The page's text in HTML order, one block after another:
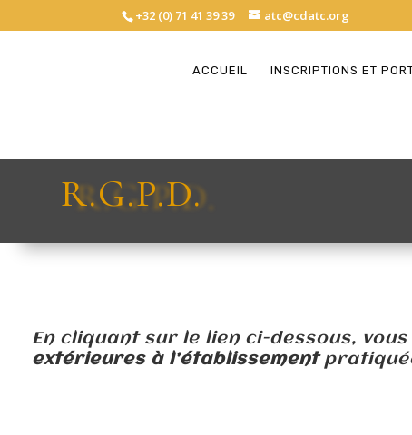
+32 (0) 71 41 39 39 atc@cdatc.org
ACCUEIL INSCRIPTIONS ET
R.G.P.D.
En cliquant sur le lien ci-dessous,
extérieures à l’établissement